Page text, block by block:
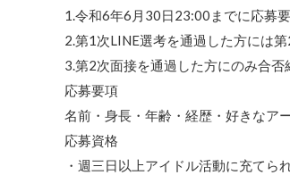
1.令和6年6月30日23:00までに応募
2.第1次LINE選考を通過した方には
3.第2次面接を通過した方にのみ合
応募要項
名前・身長・年齢・経歴・好きなア
応募資格
・週三日以上アイドル活動に充てら